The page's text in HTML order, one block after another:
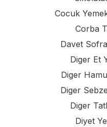
Cocuk
Corba
Davet
Diger Et
Diger
Diger
Diger
Diyet